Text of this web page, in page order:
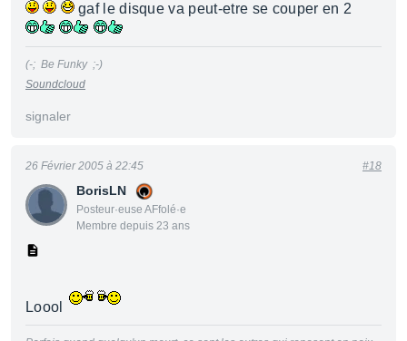
gaf le disque va peut-etre se couper en 2
(-; Be Funky ;-)
Soundcloud
signaler
BorisLN
Posteur·euse AFfolé·e
Membre depuis 23 ans
26 Février 2005 à 22:45 #18
Loool